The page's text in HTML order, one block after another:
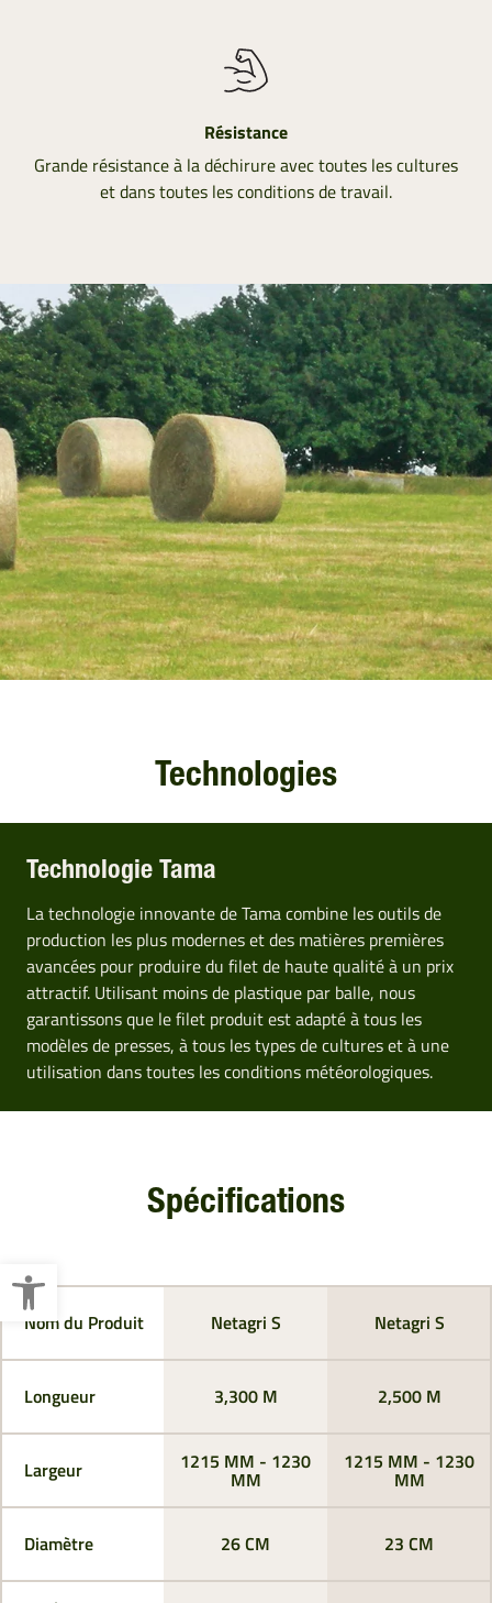
Ouvrir la barre d’outils
Résistance
Grande résistance à la déchirure avec toutes les cultures
et dans toutes les conditions de travail.
Technologies
Technologie Tama
La technologie innovante de Tama combine les outils de
production les plus modernes et des matières premières
avancées pour produire du filet de haute qualité à un prix
attractif. Utilisant moins de plastique par balle, nous
garantissons que le filet produit est adapté à tous les
modèles de presses, à tous les types de cultures et à une
utilisation dans toutes les conditions météorologiques.
Spécifications
Nom du Produit
Longueur
Largeur
Diamètre
Netagri S Netagri S
3,300 M 2,500 M
1215 MM - 1230
MM
1215 MM - 1230
MM
26 CM 23 CM